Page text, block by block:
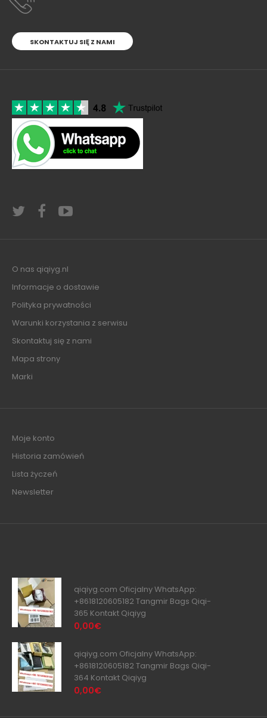
SKONTAKTUJ SIĘ Z NAMI
O nas qiqiyg.nl
Informacje o dostawie
Polityka prywatności
Warunki korzystania z serwisu
Skontaktuj się z nami
Mapa strony
Marki
Moje konto
Historia zamówień
Lista życzeń
Newsletter
qiqiyg.com Oficjalny WhatsApp:
+8618120605182 Tangmir Bags Qiqi-
365 Kontakt Qiqiyg
0,00€
qiqiyg.com Oficjalny WhatsApp:
+8618120605182 Tangmir Bags Qiqi-
364 Kontakt Qiqiyg
0,00€